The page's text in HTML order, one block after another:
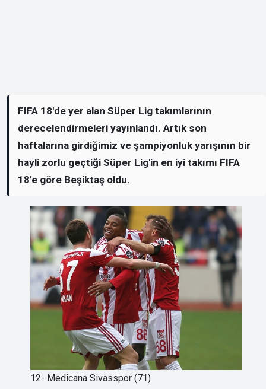
FIFA 18'de yer alan Süper Lig takımlarının
derecelendirmeleri yayınlandı. Artık son
haftalarına girdiğimiz ve şampiyonluk yarışının bir
hayli zorlu geçtiği Süper Lig'in en iyi takımı FIFA
18'e göre Beşiktaş oldu.
12- Medicana Sivasspor (71)